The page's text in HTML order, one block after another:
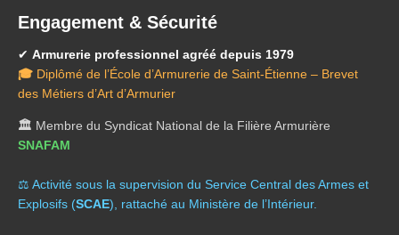
Engagement & Sécurité
✔ Armurerie professionnel agréé depuis 1979
🎓 Diplômé de l’École d’Armurerie de Saint-Étienne – Brevet
des Métiers d’Art d’Armurier
🏛️ Membre du Syndicat National de la Filière Armurière
SNAFAM
⚖️ Activité sous la supervision du Service Central des Armes et
Explosifs (SCAE), rattaché au Ministère de l’Intérieur.